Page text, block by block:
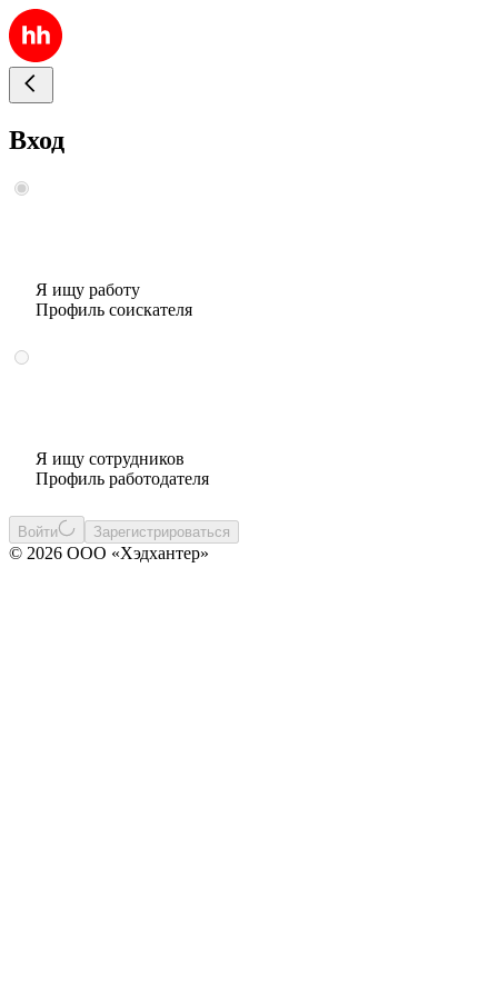
Вход
Я ищу работу
Профиль соискателя
Я ищу сотрудников
Профиль работодателя
Войти Зарегистрироваться
© 2026 ООО «Хэдхантер»